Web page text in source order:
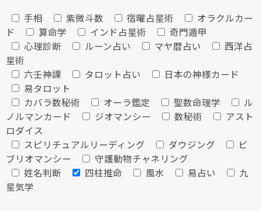
手相
紫微斗数 宿曜占星術
オラクルカー
ド
算命学 インド占星術
奇門遁甲
心理診断
ルーン占い マヤ暦占い
西洋占
星術
六壬神課
タロット占い
日本の神様カード
易タロット
カバラ数秘術
オーラ鑑定 聖数命理学
ル
ノルマンカード
ジオマンシー 数秘術
アスト
ロダイス
スピリチュアルリーディング
ダウジング
ビ
ブリオマンシー
守護動物チャネリング
姓名判断
四柱推命 風水 易占い
九
星気学